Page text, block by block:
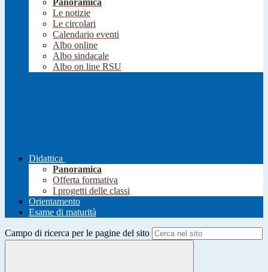
Panoramica
Le notizie
Le circolari
Calendario eventi
Albo online
Albo sindacale
Albo on line RSU
Didattica
Panoramica
Offerta formativa
I progetti delle classi
Orientamento
Esame di maturità
Campo di ricerca per le pagine del sito